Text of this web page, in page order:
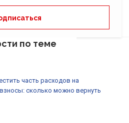
по теме
часть расходов на
сколько можно вернуть